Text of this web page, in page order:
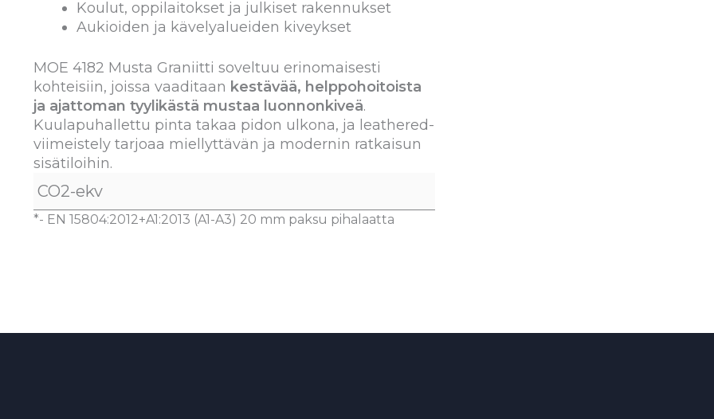
Koulut, oppilaitokset ja julkiset rakennukset
Aukioiden ja kävelyalueiden kiveykset
MOE 4182 Musta Graniitti soveltuu erinomaisesti
kohteisiin, joissa vaaditaan kestävää, helppohoitoista
ja ajattoman tyylikästä mustaa luonnonkiveä.
Kuulapuhallettu pinta takaa pidon ulkona, ja leathered-
viimeistely tarjoaa miellyttävän ja modernin ratkaisun
sisätiloihin.
CO2-ekv
*- EN 15804:2012+A1:2013 (A1-A3) 20 mm paksu pihalaatta